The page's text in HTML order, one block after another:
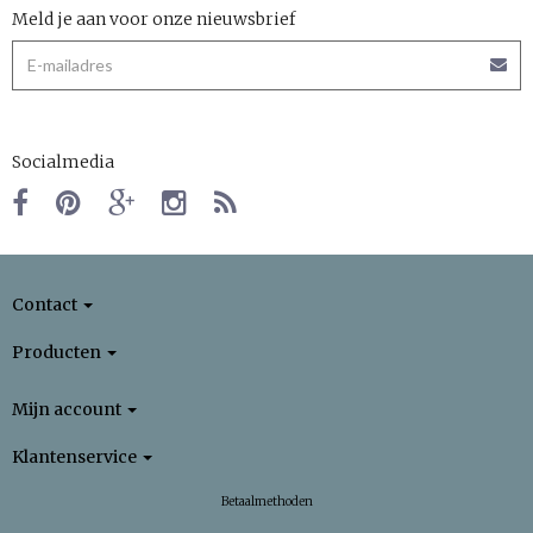
Meld je aan voor onze nieuwsbrief
Socialmedia
Contact
Producten
Mijn account
Klantenservice
Betaalmethoden